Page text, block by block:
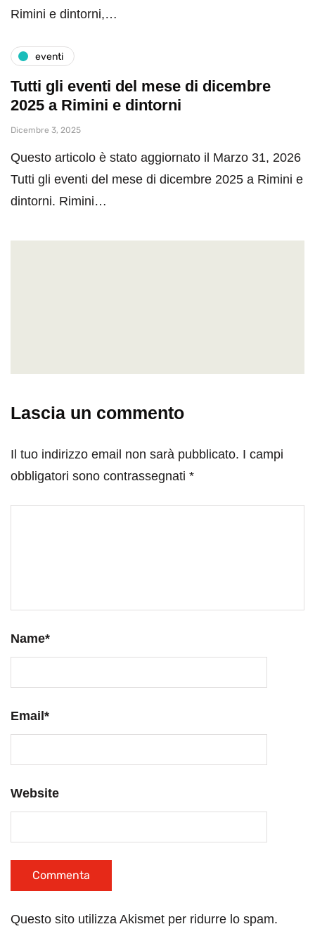
Rimini e dintorni,…
eventi
Tutti gli eventi del mese di dicembre
2025 a Rimini e dintorni
Dicembre 3, 2025
Questo articolo è stato aggiornato il Marzo 31, 2026
Tutti gli eventi del mese di dicembre 2025 a Rimini e
dintorni. Rimini…
Lascia un commento
Il tuo indirizzo email non sarà pubblicato. I campi
obbligatori sono contrassegnati *
Name*
Email *
Website
Questo sito utilizza Akismet per ridurre lo spam.